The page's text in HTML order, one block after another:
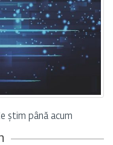
știm până acum